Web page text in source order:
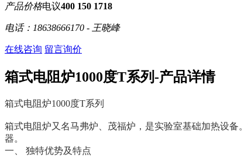
产品价格电议400 150 1718
电话：18638666170 - 王晓峰
在线咨询 留言询价
箱式电阻炉1000度T系列-产品详情
箱式电阻炉1000度T系列
箱式电阻炉又名马弗炉、茂福炉，是实验室基础加热设备
器。
一、 独特优势及特点